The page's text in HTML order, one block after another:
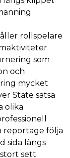
rollspelare
som
och
mycket
State satsa
olika
reportage följa
sida längs
sett